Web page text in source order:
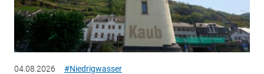
04.08.2026 #Niedrigwasser